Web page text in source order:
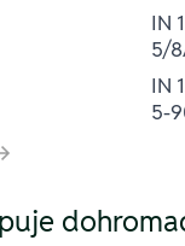
IN
5/
IN
5-